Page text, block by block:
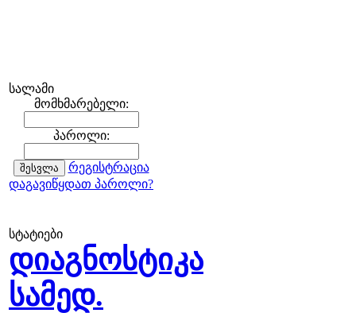
სალამი
მომხმარებელი:
პაროლი:
რეგისტრაცია
დაგავიწყდათ პაროლი?
სტატიები
დიაგნოსტიკა
სამედ.